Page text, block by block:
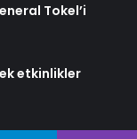
Tokel’i
etkinlikler